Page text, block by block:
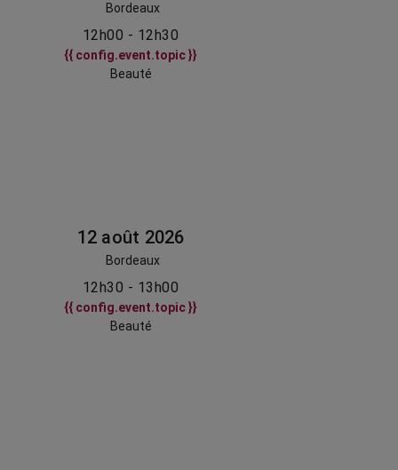
Bordeaux
12h00 - 12h30
{{ config.event.topic }}
Beauté
12 août 2026
Bordeaux
12h30 - 13h00
{{ config.event.topic }}
Beauté